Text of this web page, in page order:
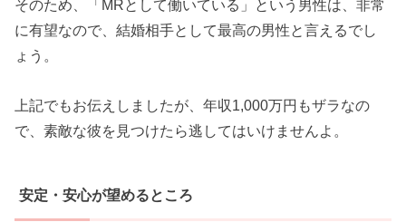
そのため、「MRとして働いている」という男性は、非常
に有望なので、結婚相手として最高の男性と言えるでし
ょう。
上記でもお伝えしましたが、年収1,000万円もザラなの
で、素敵な彼を見つけたら逃してはいけませんよ。
安定・安心が望めるところ